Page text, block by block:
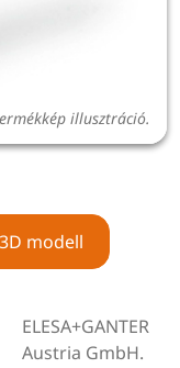
illusztráció.
3D modell
ELESA+GANTER
Austria GmbH.